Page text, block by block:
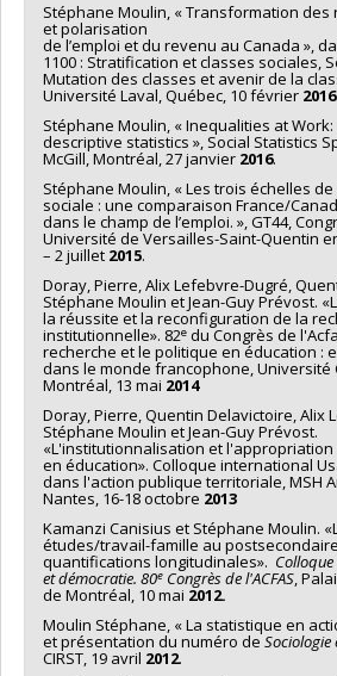
Stéphane Moulin, « Transformation
et polarisation
de l’emploi et du revenu au Canada »,
1100 : Stratification et classes sociales,
Mutation des classes et avenir de la
Université Laval, Québec, 10 février 2016.
Stéphane Moulin, « Inequalities at
descriptive statistics », Social Statistics
McGill, Montréal, 27 janvier 2016.
Stéphane Moulin, « Les trois échelles
sociale : une comparaison France/
dans le champ de l’emploi. », GT44,
Université de Versailles-Saint-Quentin
– 2 juillet 2015.
Doray, Pierre, Alix Lefebvre-Dugré,
Stéphane Moulin et Jean-Guy Prévost.
la réussite et la reconfiguration de la
institutionnelle». 82e du Congrès de
recherche et le politique en éducation :
dans le monde francophone, Université
Montréal, 13 mai 2014
Doray, Pierre, Quentin Delavictoire, Alix
Stéphane Moulin et Jean-Guy Prévost.
«L'institutionnalisation et
en éducation». Colloque international
dans l'action publique territoriale, MSH
Nantes, 16-18 octobre 2013
Kamanzi Canisius et Stéphane Moulin.
études/travail-famille au
quantifications longitudinales». Colloque
et démocratie. 80e Congrès de l'ACFAS,
de Montréal, 10 mai 2012.
Moulin Stéphane, « La statistique en
et présentation du numéro de Sociologie
CIRST, 19 avril 2012.